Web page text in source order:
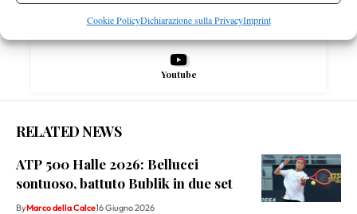
Cookie PolicyDichiarazione sulla PrivacyImprint
Youtube
RELATED NEWS
ATP 500 Halle 2026: Bellucci
sontuoso, battuto Bublik in due set
ByMarco della Calce16 Giugno 2026